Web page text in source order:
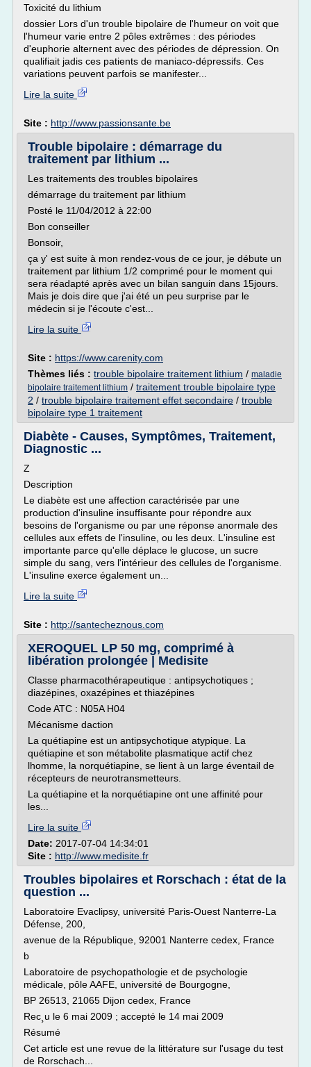
Toxicité du lithium
dossier Lors d'un trouble bipolaire de l'humeur on voit que
l'humeur varie entre 2 pôles extrêmes : des périodes
d'euphorie alternent avec des périodes de dépression. On
qualifiait jadis ces patients de maniaco-dépressifs. Ces
variations peuvent parfois se manifester...
Lire la suite
Site : http://www.passionsante.be
Trouble bipolaire : démarrage du
traitement par lithium ...
Les traitements des troubles bipolaires
démarrage du traitement par lithium
Posté le 11/04/2012 à 22:00
Bon conseiller
Bonsoir,
ça y' est suite à mon rendez-vous de ce jour, je débute un
traitement par lithium 1/2 comprimé pour le moment qui
sera réadapté après avec un bilan sanguin dans 15jours.
Mais je dois dire que j'ai été un peu surprise par le
médecin si je l'écoute c'est...
Lire la suite
Site : https://www.carenity.com
Thèmes liés : trouble bipolaire traitement lithium / maladie
bipolaire traitement lithium / traitement trouble bipolaire type
2 / trouble bipolaire traitement effet secondaire / trouble
bipolaire type 1 traitement
Diabète - Causes, Symptômes, Traitement,
Diagnostic ...
Z
Description
Le diabète est une affection caractérisée par une
production d'insuline insuffisante pour répondre aux
besoins de l'organisme ou par une réponse anormale des
cellules aux effets de l'insuline, ou les deux. L'insuline est
importante parce qu'elle déplace le glucose, un sucre
simple du sang, vers l'intérieur des cellules de l'organisme.
L'insuline exerce également un...
Lire la suite
Site : http://santecheznous.com
XEROQUEL LP 50 mg, comprimé à
libération prolongée | Medisite
Classe pharmacothérapeutique : antipsychotiques ;
diazépines, oxazépines et thiazépines
Code ATC : N05A H04
Mécanisme daction
La quétiapine est un antipsychotique atypique. La
quétiapine et son métabolite plasmatique actif chez
lhomme, la norquétiapine, se lient à un large éventail de
récepteurs de neurotransmetteurs.
La quétiapine et la norquétiapine ont une affinité pour
les...
Lire la suite
Date: 2017-07-04 14:34:01
Site : http://www.medisite.fr
Troubles bipolaires et Rorschach : état de la
question ...
Laboratoire Evaclipsy, université Paris-Ouest Nanterre-La
Défense, 200,
avenue de la République, 92001 Nanterre cedex, France
b
Laboratoire de psychopathologie et de psychologie
médicale, pôle AAFE, université de Bourgogne,
BP 26513, 21065 Dijon cedex, France
Rec¸u le 6 mai 2009 ; accepté le 14 mai 2009
Résumé
Cet article est une revue de la littérature sur l'usage du test
de Rorschach...